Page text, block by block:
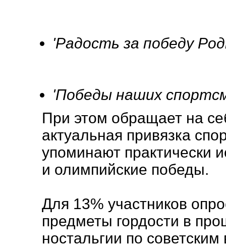
'Радость за победу
'Победы наших
При этом обращает на
актуальная привязка
упоминают практически
и олимпийские победы.
Для 13% участников
предметы гордости в
ностальгии по